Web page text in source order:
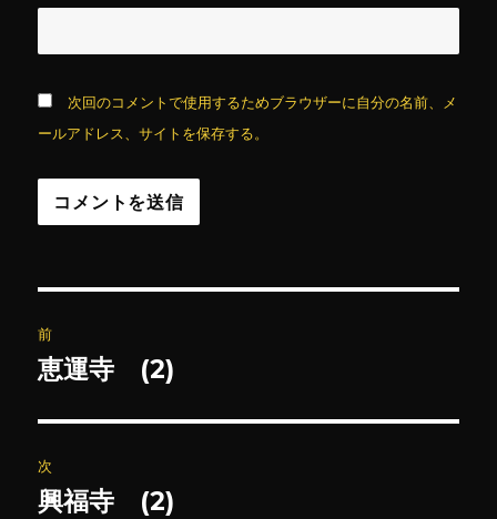
次回のコメントで使用するためブラウザーに自分の名前、メ
ールアドレス、サイトを保存する。
稿
ビ
ゲ
前
前
投
稿:
恵運寺 (2)
次
次
興福寺 (2)